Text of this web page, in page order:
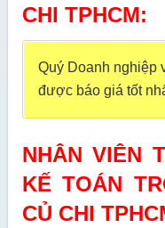
CHI TPHCM:
Quý Doanh nghiệp
được báo giá tốt
NHÂN VIÊN
KẾ TOÁN
CỦ CHI